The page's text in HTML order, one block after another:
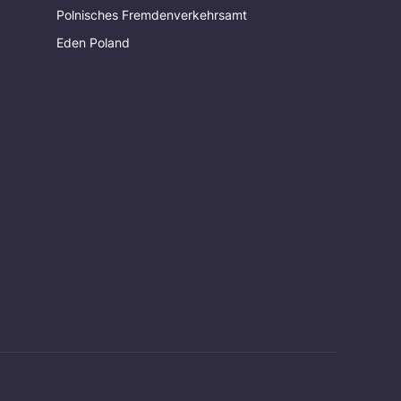
Polnisches Fremdenverkehrsamt
Eden Poland